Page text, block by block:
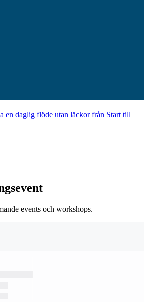
en daglig flöde utan läckor från Start till
events och workshops.